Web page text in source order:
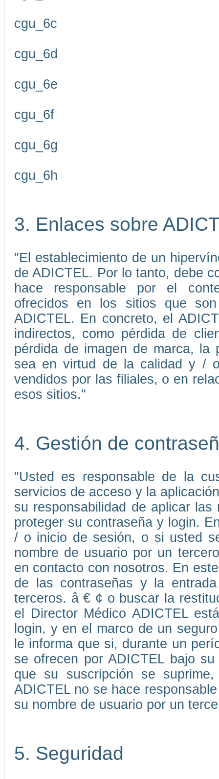
cgu_6c
cgu_6d
cgu_6e
cgu_6f
cgu_6g
cgu_6h
3. Enlaces sobre
"El establecimiento de un
de ADICTEL. Por lo tanto, debe
hace responsable por el
ofrecidos en los sitios que
ADICTEL. En concreto, el
indirectos, como pérdida de
pérdida de imagen de marca, la
sea en virtud de la calidad y /
vendidos por las filiales, o en
esos sitios."
4. Gestión de
"Usted es responsable de la
servicios de acceso y la
su responsabilidad de aplicar
proteger su contraseña y login.
/ o inicio de sesión, o si usted
nombre de usuario por un
en contacto con nosotros. En
de las contraseñas y la
terceros. â € ¢ o buscar la
el Director Médico ADICTEL
login, y en el marco de un
le informa que si, durante un
se ofrecen por ADICTEL bajo
que su suscripción se
ADICTEL no se hace
su nombre de usuario por un
5. Seguridad